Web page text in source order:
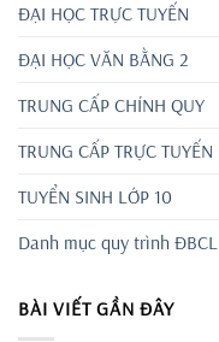
ĐẠI HỌC TRỰC TUYẾN
ĐẠI HỌC VĂN BẰNG 2
TRUNG CẤP CHÍNH QUY
TRUNG CẤP TRỰC TUYẾN
TUYỂN SINH LỚP 10
Danh mục quy trình ĐBCL
BÀI VIẾT GẦN ĐÂY